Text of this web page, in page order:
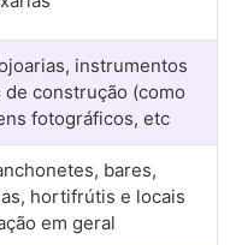
instrumentos
construção (como
fotográficos, etc
bares,
hortifrútis e locais
em geral